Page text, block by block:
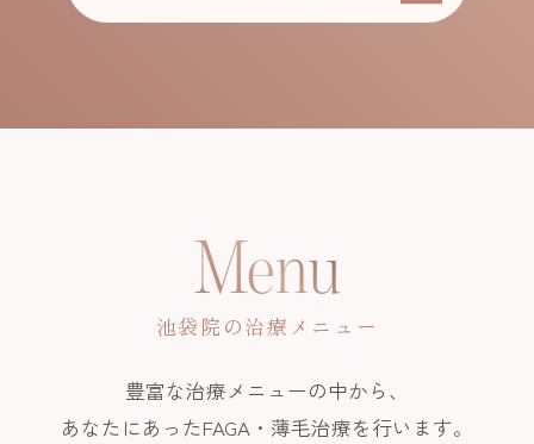
Menu
池袋院の治療メニュー
豊富な治療メニューの中から、
あなたにあったFAGA・薄毛治療を行います。